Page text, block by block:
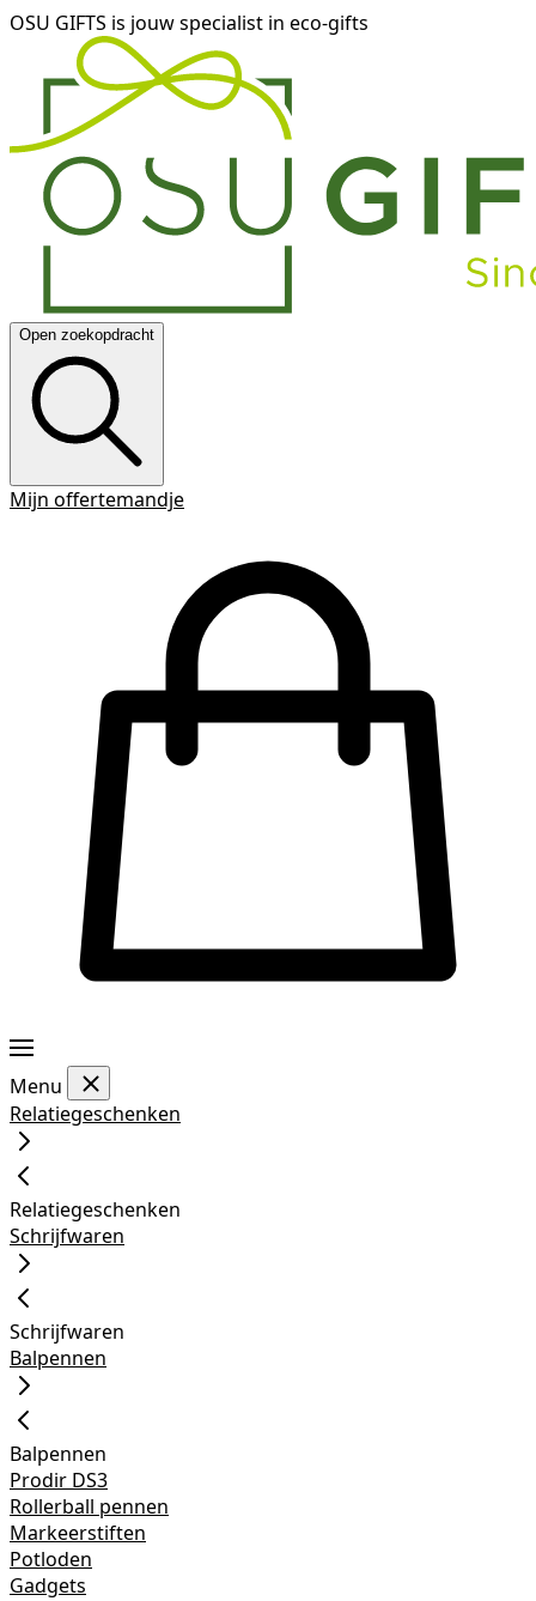
OSU GIFTS is jouw specialist in eco-gifts
Open zoekopdracht
Mijn offertemandje
Menu
Relatiegeschenken
Relatiegeschenken
Schrijfwaren
Schrijfwaren
Balpennen
Balpennen
Prodir DS3
Rollerball pennen
Markeerstiften
Potloden
Gadgets